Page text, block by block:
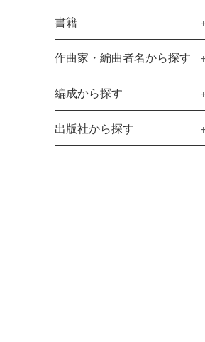
書籍
作曲家・編曲者名から探す
編成から探す
出版社から探す